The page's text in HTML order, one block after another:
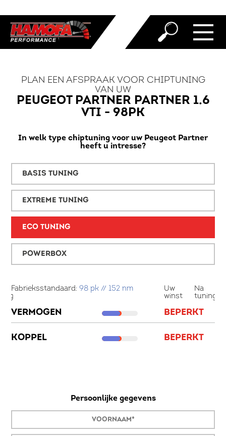
PLAN EEN AFSPRAAK VOOR CHIPTUNING
VAN UW
PEUGEOT PARTNER PARTNER 1.6
VTI - 98PK
In welk type chiptuning voor uw Peugeot Partner
heeft u intresse?
BASIS TUNING
EXTREME TUNING
ECO TUNING
POWERBOX
Fabrieksstandaard:98 pk // 152 nm
Uw
winst
Na
tuning
VERMOGEN BEPERKT
KOPPEL BEPERKT
Persoonlijke gegevens